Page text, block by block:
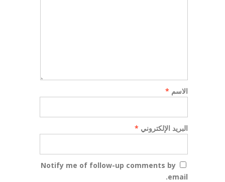
الاسم *
البريد الإلكتروني *
Notify me of follow-up comments by
email.